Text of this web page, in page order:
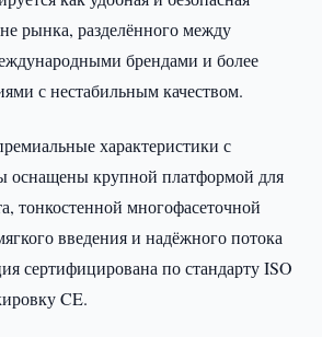
рынка, разделённого между
брендами и более
с нестабильным качеством.
характеристики с
оснащены крупной платформой для
тонкостенной многофасеточной
введения и надёжного потока
сертифицирована по стандарту ISO
CE.